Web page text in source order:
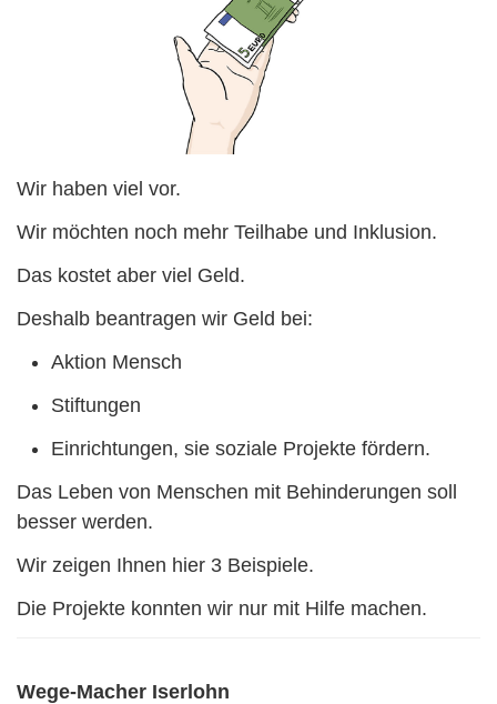
Wir haben viel vor.
Wir möchten noch mehr Teilhabe und Inklusion.
Das kostet aber viel Geld.
Deshalb beantragen wir Geld bei:
Aktion Mensch
Stiftungen
Einrichtungen, sie soziale Projekte fördern.
Das Leben von Menschen mit Behinderungen soll
besser werden.
Wir zeigen Ihnen hier 3 Beispiele.
Die Projekte konnten wir nur mit Hilfe machen.
Wege-Macher Iserlohn